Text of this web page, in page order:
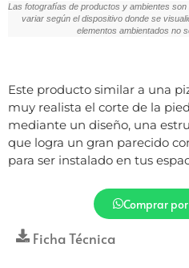
Las fotografías de productos y ambientes
variar según el dispositivo donde se
elementos ambientados no
Este producto similar a una
muy realista el corte de la
mediante un diseño, una
que logra un gran parecido
para ser instalado en tus
Comprar
Ficha Técnica